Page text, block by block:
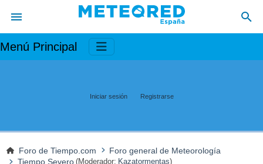
Menú Principal
Iniciar sesión Registrarse
Foro de Tiempo.com
Foro general de Meteorología
Tiempo Severo (Moderador: Kazatormentas)